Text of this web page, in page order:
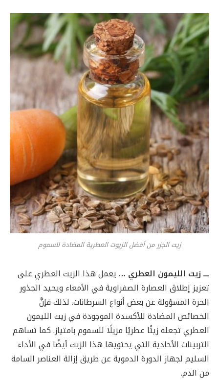
زيت الجزر من أفضل الزيوت العطرية المضادة للسموم
ـــ زيت الليمون العطري … يعمل هذا الزيت العطري على
تعزيز إطلاق العصارة الصفراوية في الأمعاء ويحيد الجذور
الحرة المسؤولة عن بعض أنواع السرطانات. لذلك فإنَّ
الخصائص المضادة للأكسدة الموجودة في زيت الليمون
العطري تجعله زيتًا عطريًا مزيلًا للسموم بامتياز. كما تساهم
التربينات الأحادية التي يحتويها هذا الزيت أيضًا في الأداء
السليم لجهاز الدورة الدموية عن طريق إزالة العناصر السامة
من الدم.